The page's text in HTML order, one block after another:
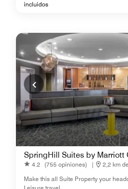
incluidos
SpringHill Suites by Marriott
4.2 (755 opiniones) |
2,2 km
Make this all Suite Property your